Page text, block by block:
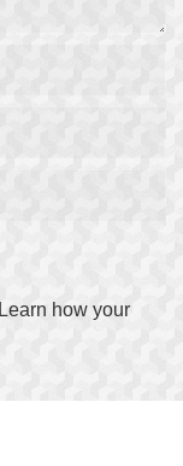
Learn how your